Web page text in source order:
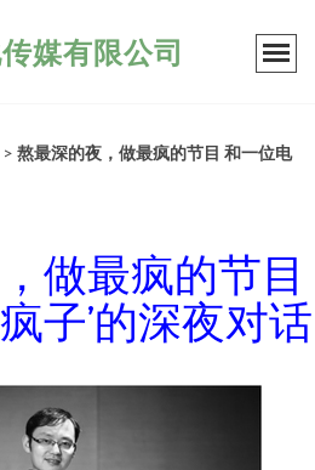
媒有限公司
> 熬最深的夜，做最疯的节目 和一位电
做最疯的节目
子’的深夜对话